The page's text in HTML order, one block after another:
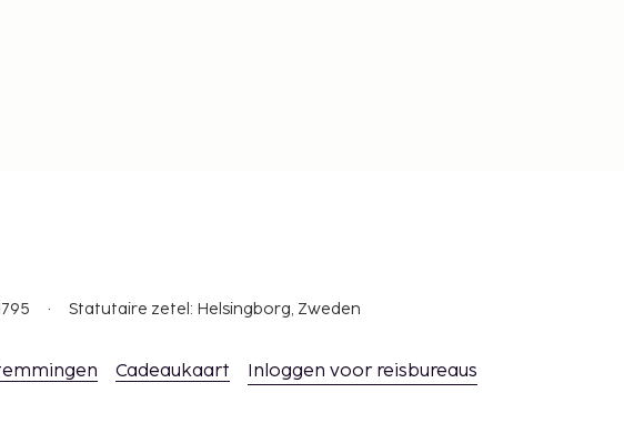
Statutaire zetel: Helsingborg, Zweden
Cadeaukaart Inloggen voor reisbureaus